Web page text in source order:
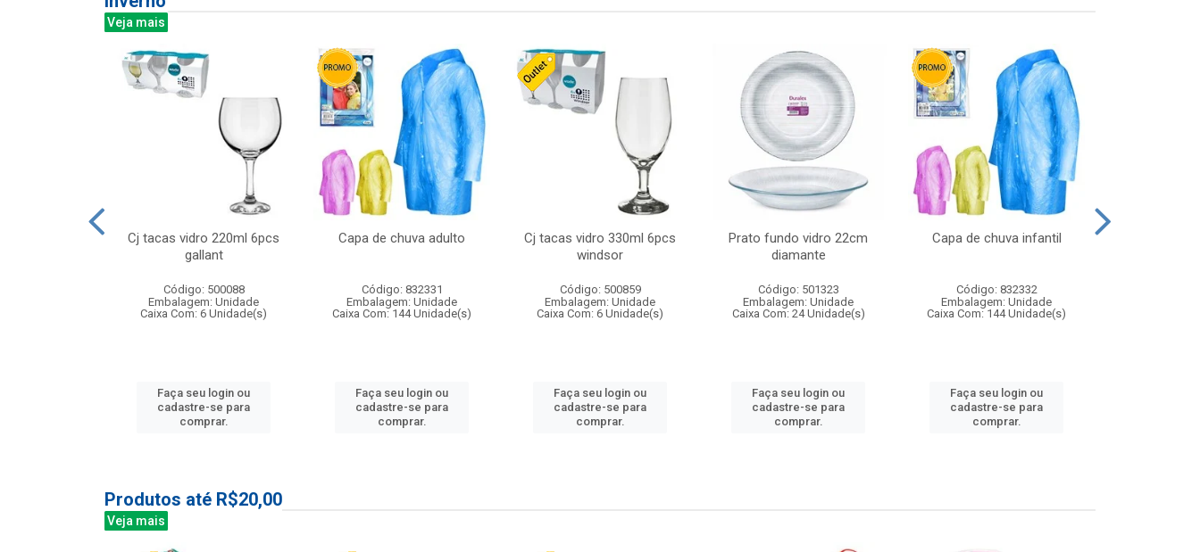
Veja mais
Cj tacas vidro 220ml 6pcs
gallant
Código: 500088
Embalagem: Unidade
Caixa Com: 6 Unidade(s)
Faça seu login ou
cadastre-se para
comprar.
Capa de chuva adulto
Código: 832331
Embalagem: Unidade
Caixa Com: 144 Unidade(s)
Faça seu login ou
cadastre-se para
comprar.
Cj tacas vidro 330ml 6pcs
windsor
Código: 500859
Embalagem: Unidade
Caixa Com: 6 Unidade(s)
Faça seu login ou
cadastre-se para
comprar.
Prato fundo vidro 22cm
diamante
Código: 501323
Embalagem: Unidade
Caixa Com: 24 Unidade(s)
Faça seu login ou
cadastre-se para
comprar.
Capa de chuva infantil
Código: 832332
Embalagem: Unidade
Caixa Com: 144 Unidade(s)
Faça seu login ou
cadastre-se para
comprar.
Produtos até R$20,00
Veja mais